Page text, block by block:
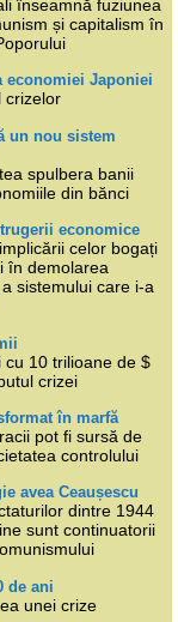
înseamnă fuziunea
și capitalism în
economiei Japoniei
crizelor
un nou sistem
spulbera banii
din bănci
economice
celor bogați
în demolarea
sistemului care i-a
cu 10 trilioane de $
crizei
în marfă
pot fi sursă de
controlului
avea Ceaușescu
dintre 1944
sunt continuatorii
de ani
unei crize